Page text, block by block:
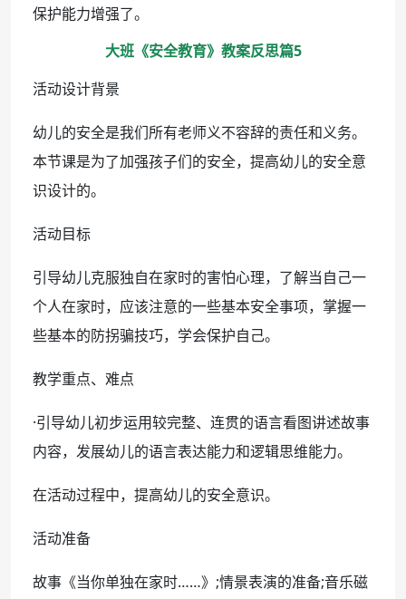
保护能力增强了。
大班《安全教育》教案反思篇5
活动设计背景
幼儿的安全是我们所有老师义不容辞的责任和义务。
本节课是为了加强孩子们的安全，提高幼儿的安全意
识设计的。
活动目标
引导幼儿克服独自在家时的害怕心理，了解当自己一
个人在家时，应该注意的一些基本安全事项，掌握一
些基本的防拐骗技巧，学会保护自己。
教学重点、难点
·引导幼儿初步运用较完整、连贯的语言看图讲述故事
内容，发展幼儿的语言表达能力和逻辑思维能力。
在活动过程中，提高幼儿的安全意识。
活动准备
故事《当你单独在家时……》;情景表演的准备;音乐磁